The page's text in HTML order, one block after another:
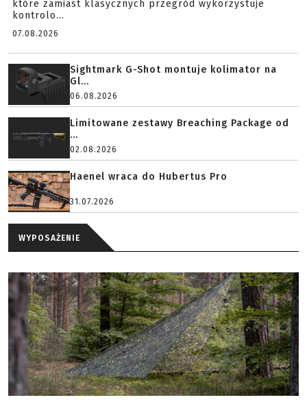
które zamiast klasycznych przegród wykorzystuje
kontrolo...
07.08.2026
Sightmark G-Shot montuje kolimator na
Gl...
06.08.2026
Limitowane zestawy Breaching Package od
...
02.08.2026
Haenel wraca do Hubertus Pro
31.07.2026
WYPOSAŻENIE